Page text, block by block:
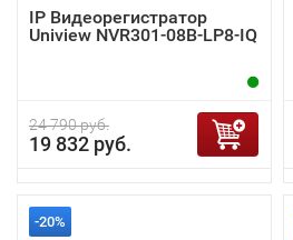
IP Видеорегистратор
Uniview NVR301-08B-LP8-IQ
24 790 руб.
19 832 руб.
-20%